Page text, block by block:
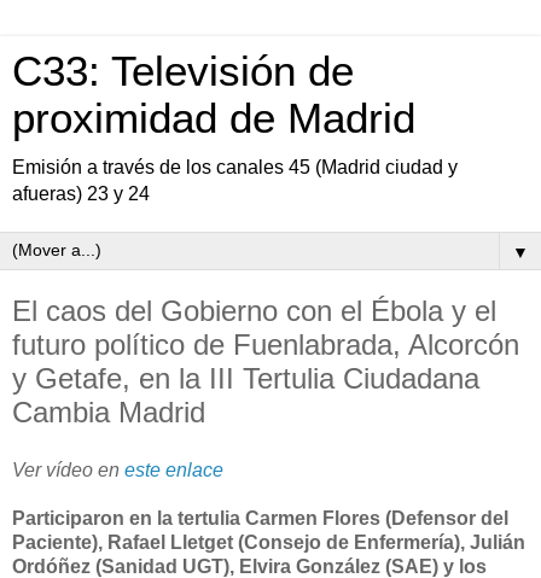
C33: Televisión de
proximidad de Madrid
Emisión a través de los canales 45 (Madrid ciudad y
afueras) 23 y 24
▼
El caos del Gobierno con el Ébola y el
futuro político de Fuenlabrada, Alcorcón
y Getafe, en la III Tertulia Ciudadana
Cambia Madrid
Ver vídeo en este enlace
Participaron en la tertulia Carmen Flores (Defensor del
Paciente), Rafael Lletget (Consejo de Enfermería), Julián
Ordóñez (Sanidad UGT), Elvira González (SAE) y los